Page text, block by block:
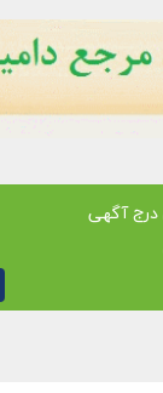
درج آگهی